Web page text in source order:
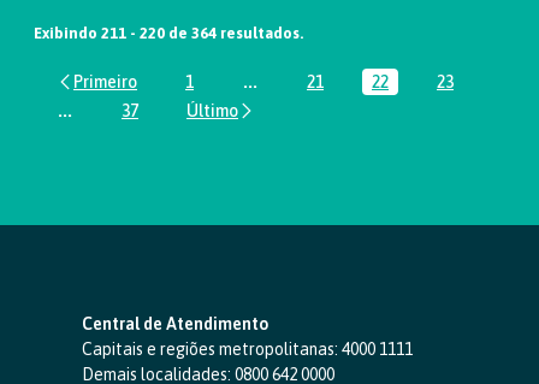
Exibindo 211 - 220 de 364 resultados.
Página
1 ...Páginas intermediárias Usar ABA
Página
21 Página
22 Página
23
...Páginas intermediárias Usar ABA para navegar.
Página
37
Central de Atendimento
Capitais e regiões metropolitanas: 4000 1111
Demais localidades: 0800 642 0000